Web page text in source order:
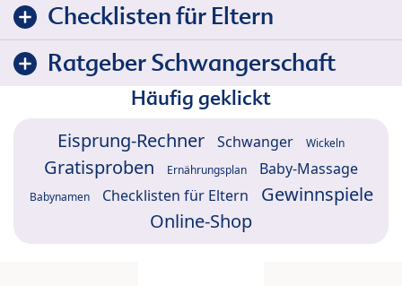
Checklisten für Eltern
Ratgeber Schwangerschaft
Häufig geklickt
Eisprung-Rechner Schwanger Wickeln
Gratisproben Ernährungsplan Baby-Massage
Babynamen Checklisten für Eltern
Gewinnspiele
Online-Shop